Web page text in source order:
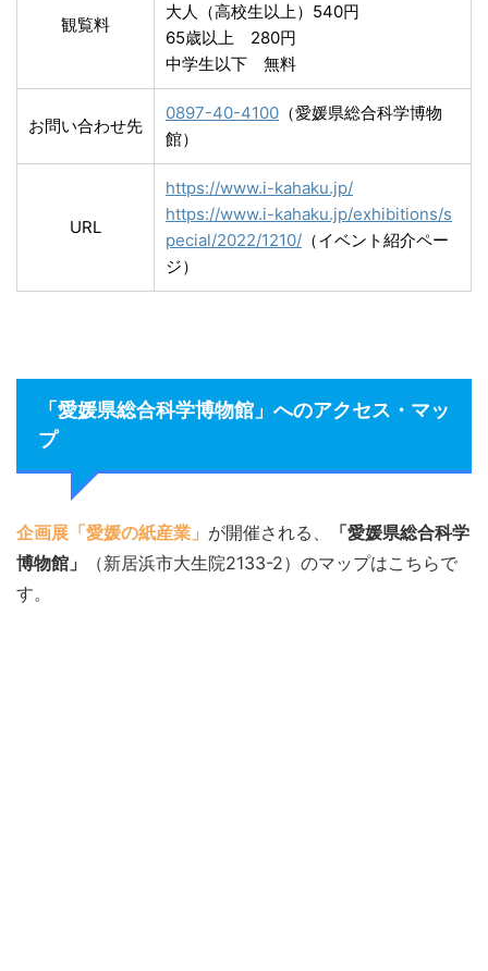
観覧料
大人（高校生以上）540円
65歳以上 280円
中学生以下 無料
お問い合わせ先
0897-40-4100 （愛媛県総合科学博物
館）
URL
https://www.i-kahaku.jp/
https://www.i-kahaku.jp/exhibitions/s
pecial/2022/1210/ （イベント紹介ペー
ジ）
「愛媛県総合科学博物館」へのアクセス・マッ
プ
企画展「愛媛の紙産業」 が開催される、
「愛媛県総合科学
博物館」
（新居浜市大生院2133-2）のマップはこちらで
す。